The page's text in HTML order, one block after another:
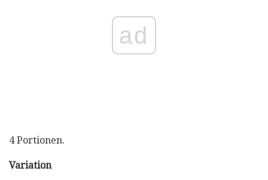
ad
4 Portionen.
Variation